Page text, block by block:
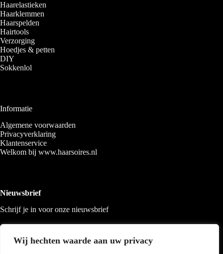
Wij hechten waarde aan uw privacy
Haarelastieken
Haarklemmen
Haarspelden
Hairtools
Verzorging
Hoedjes & petten
DIY
Sokkenlol
Informatie
Algemene voorwaarden
Privacyverklaring
Klantenservice
Welkom bij www.haarsoires.nl
Nieuwsbrief
Schrijf je in voor onze nieuwsbrief